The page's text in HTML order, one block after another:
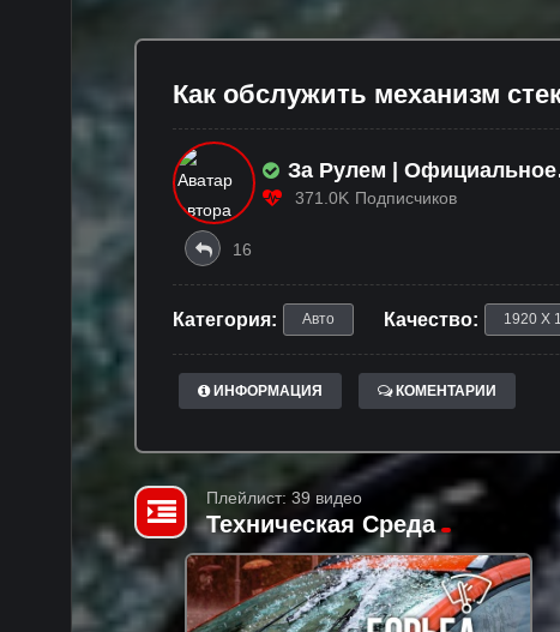
Как обслужить механизм
За Рулем | Официальное
Сообщество
371.0K Подписчиков
16
Категория: Авто Качество: 1920 X
ИНФОРМАЦИЯ КОМЕНТАРИИ
Плейлист: 39 видео
Техническая Среда